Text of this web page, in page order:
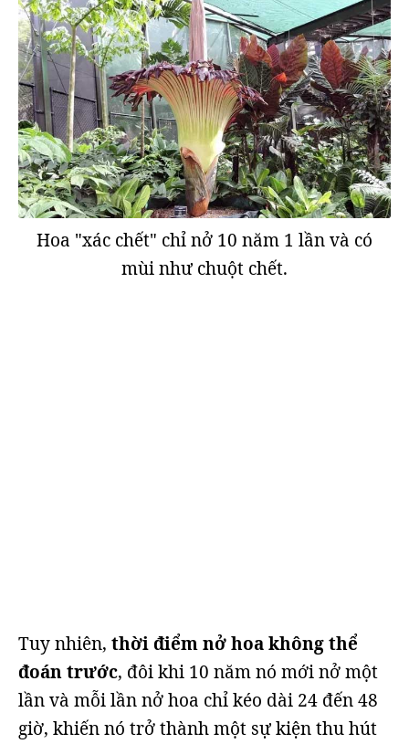
Hoa "xác chết" chỉ nở 10 năm 1 lần và có
mùi như chuột chết.
Tuy nhiên, thời điểm nở hoa không thể
đoán trước, đôi khi 10 năm nó mới nở một
lần và mỗi lần nở hoa chỉ kéo dài 24 đến 48
giờ, khiến nó trở thành một sự kiện thu hút